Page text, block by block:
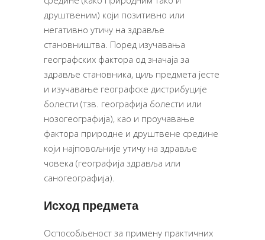
друштвеним) који позитивно или
негативно утичу на здравље
становништва. Поред изучавања
географских фактора од значаја за
здравље становника, циљ предмета јесте
и изучавање географске дистрибуције
болести (тзв. географија болести или
нозогеографија), као и проучавање
фактора природне и друштвене средине
који најповољније утичу на здравље
човека (географија здравља или
саногеографија).
Исход предмета
Оспособљеност за примену практичних